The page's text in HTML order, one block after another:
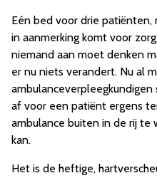
Eén bed voor drie
in aanmerking komt voor
niemand aan moet denken
er nu niets verandert. Nu al
af voor een patiënt ergens
ambulance buiten in de rij te
kan.
Het is de heftige,